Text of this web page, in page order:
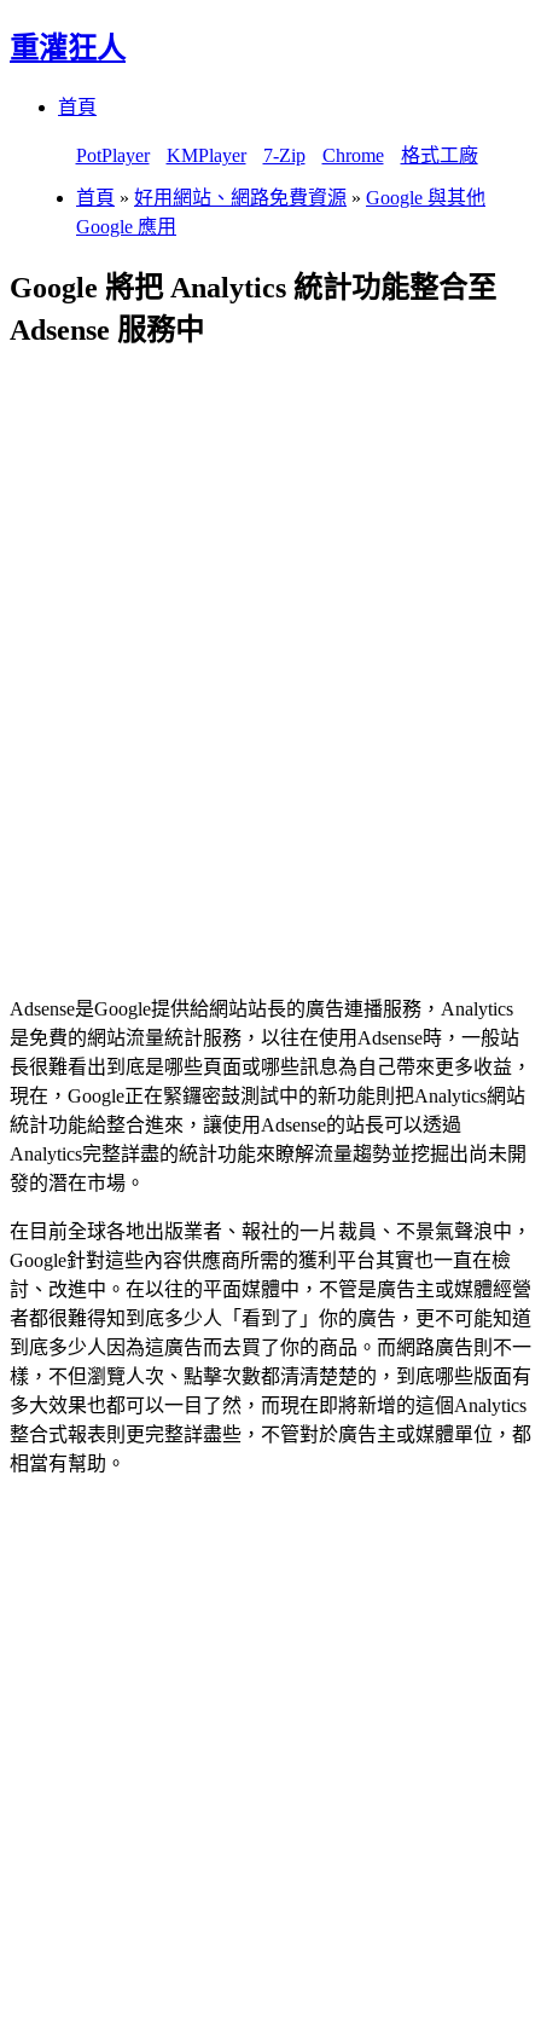
重灌狂人
首頁
PotPlayer KMPlayer 7-Zip Chrome 格式工廠
首頁 » 好用網站、網路免費資源 » Google 與其他
Google 應用
Google 將把 Analytics 統計功能整合至
Adsense 服務中
Adsense是Google提供給網站站長的廣告連播服務，Analytics
是免費的網站流量統計服務，以往在使用Adsense時，一般站
長很難看出到底是哪些頁面或哪些訊息為自己帶來更多收益，
現在，Google正在緊鑼密鼓測試中的新功能則把Analytics網站
統計功能給整合進來，讓使用Adsense的站長可以透過
Analytics完整詳盡的統計功能來瞭解流量趨勢並挖掘出尚未開
發的潛在市場。
在目前全球各地出版業者、報社的一片裁員、不景氣聲浪中，
Google針對這些內容供應商所需的獲利平台其實也一直在檢
討、改進中。在以往的平面媒體中，不管是廣告主或媒體經營
者都很難得知到底多少人「看到了」你的廣告，更不可能知道
到底多少人因為這廣告而去買了你的商品。而網路廣告則不一
樣，不但瀏覽人次、點擊次數都清清楚楚的，到底哪些版面有
多大效果也都可以一目了然，而現在即將新增的這個Analytics
整合式報表則更完整詳盡些，不管對於廣告主或媒體單位，都
相當有幫助。